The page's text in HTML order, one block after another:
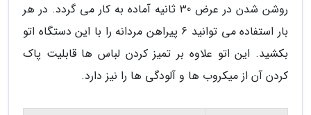
روشن شدن در عرض 30 ثانیه آماده به کار می گردد. در هر
بار استفاده می توانید 6 پیراهن مردانه را با این دستگاه اتو
بکشید. این اتو علاوه بر تمیز کردن لباس ها قابلیت پاک
کردن آن از میکروب ها و آلودگی ها را نیز دارد.